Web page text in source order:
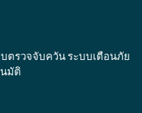
ตรวจจับควัน ระบบเตือนภัย
นมัติ